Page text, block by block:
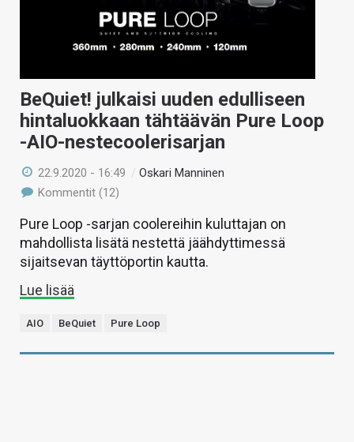
HAKU
BeQuiet! julkaisi uuden edulliseen
hintaluokkaan tähtäävän Pure Loop
-AIO-nestecoolerisarjan
22.9.2020 - 16:49 /Oskari Manninen
Kommentit (12)
Pure Loop -sarjan coolereihin kuluttajan on
mahdollista lisätä nestettä jäähdyttimessä
sijaitsevan täyttöportin kautta.
Lue lisää
AIO BeQuiet Pure Loop